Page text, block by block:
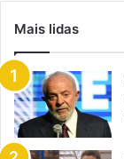
Mais lidas